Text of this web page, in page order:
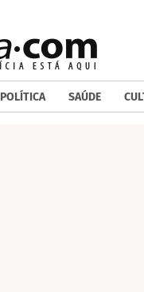
POLÍTICA SAÚDE